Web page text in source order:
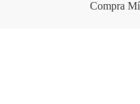
Compra